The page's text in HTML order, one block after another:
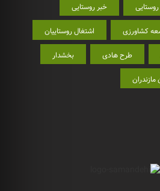
خبر روستایی
کشاورزی اشتغال روستاییان
طرح هادی بخشدار
مازندران